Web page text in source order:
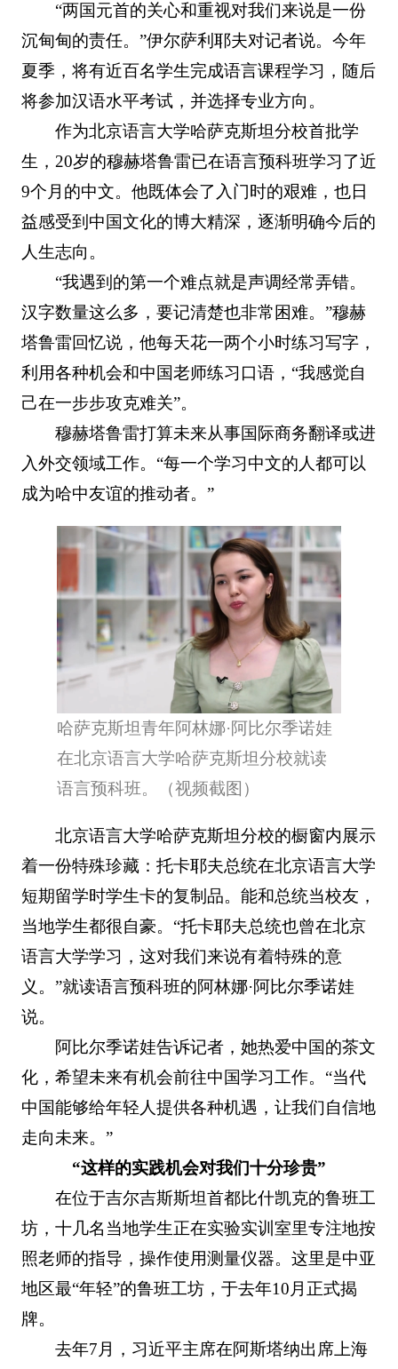
“两国元首的关心和重视对我们来说是一份
沉甸甸的责任。”伊尔萨利耶夫对记者说。今年
夏季，将有近百名学生完成语言课程学习，随后
将参加汉语水平考试，并选择专业方向。
作为北京语言大学哈萨克斯坦分校首批学
生，20岁的穆赫塔鲁雷已在语言预科班学习了近
9个月的中文。他既体会了入门时的艰难，也日
益感受到中国文化的博大精深，逐渐明确今后的
人生志向。
“我遇到的第一个难点就是声调经常弄错。
汉字数量这么多，要记清楚也非常困难。”穆赫
塔鲁雷回忆说，他每天花一两个小时练习写字，
利用各种机会和中国老师练习口语，“我感觉自
己在一步步攻克难关”。
穆赫塔鲁雷打算未来从事国际商务翻译或进
入外交领域工作。“每一个学习中文的人都可以
成为哈中友谊的推动者。”
哈萨克斯坦青年阿林娜·阿比尔季诺娃
在北京语言大学哈萨克斯坦分校就读
语言预科班。（视频截图）
北京语言大学哈萨克斯坦分校的橱窗内展示
着一份特殊珍藏：托卡耶夫总统在北京语言大学
短期留学时学生卡的复制品。能和总统当校友，
当地学生都很自豪。“托卡耶夫总统也曾在北京
语言大学学习，这对我们来说有着特殊的意
义。”就读语言预科班的阿林娜·阿比尔季诺娃
说。
阿比尔季诺娃告诉记者，她热爱中国的茶文
化，希望未来有机会前往中国学习工作。“当代
中国能够给年轻人提供各种机遇，让我们自信地
走向未来。”
“这样的实践机会对我们十分珍贵”
在位于吉尔吉斯斯坦首都比什凯克的鲁班工
坊，十几名当地学生正在实验实训室里专注地按
照老师的指导，操作使用测量仪器。这里是中亚
地区最“年轻”的鲁班工坊，于去年10月正式揭
牌。
去年7月，习近平主席在阿斯塔纳出席上海